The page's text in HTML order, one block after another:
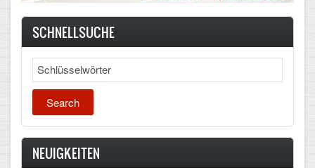
Gesamtelternvertretung
Sekretariat
Ganztagsschule
Schulsozialarbeit
Berufsorientierung
SCHNELLSUCHE
Search
NEUIGKEITEN